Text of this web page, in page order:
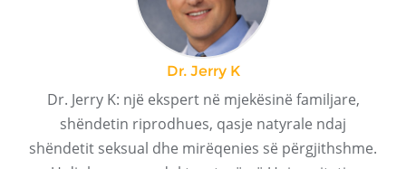
Dr. Jerry K
Dr. Jerry K: një ekspert në mjekësinë familjare,
shëndetin riprodhues, qasje natyrale ndaj
shëndetit seksual dhe mirëqenies së përgjithshme.